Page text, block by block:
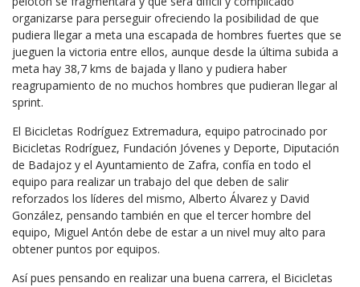
organizarse para perseguir ofreciendo la posibilidad de que
pudiera llegar a meta una escapada de hombres fuertes que se
jueguen la victoria entre ellos, aunque desde la última subida a
meta hay 38,7 kms de bajada y llano y pudiera haber
reagrupamiento de no muchos hombres que pudieran llegar al
sprint.
El Bicicletas Rodríguez Extremadura, equipo patrocinado por
Bicicletas Rodríguez, Fundación Jóvenes y Deporte, Diputación
de Badajoz y el Ayuntamiento de Zafra, confía en todo el
equipo para realizar un trabajo del que deben de salir
reforzados los líderes del mismo, Alberto Álvarez y David
González, pensando también en que el tercer hombre del
equipo, Miguel Antón debe de estar a un nivel muy alto para
obtener puntos por equipos.
Así pues pensando en realizar una buena carrera, el Bicicletas